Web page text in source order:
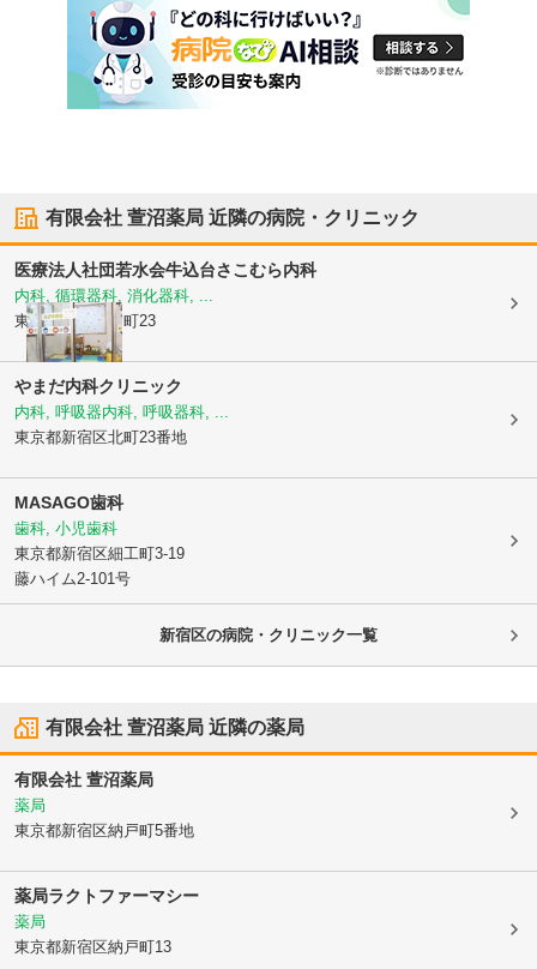
有限会社 萱沼薬局 近隣の病院・クリニック
医療法人社団若水会牛込台さこむら内科
内科, 循環器科, 消化器科, ...
東京都新宿区 中町23
やまだ内科クリニック
内科, 呼吸器内科, 呼吸器科, ...
東京都新宿区北町23番地
MASAGO歯科
歯科, 小児歯科
東京都新宿区細工町3-19
藤ハイム2-101号
新宿区の病院・クリニック一覧
有限会社 萱沼薬局 近隣の薬局
有限会社 萱沼薬局
薬局
東京都新宿区納戸町5番地
薬局ラクトファーマシー
薬局
東京都新宿区納戸町13